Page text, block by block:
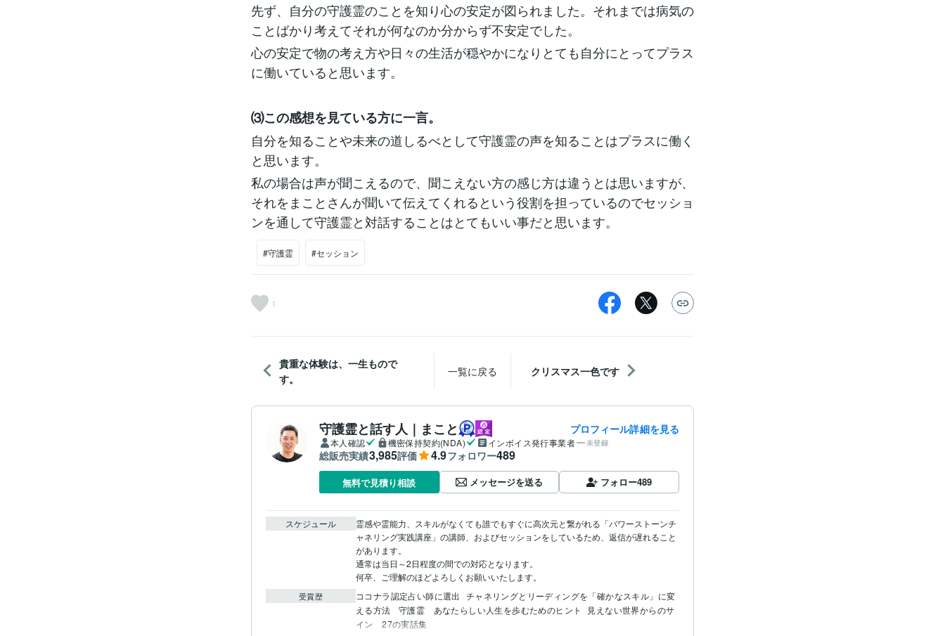
先ず、自分の守護霊のことを知り心の安定が図られました。それまでは病気の
ことばかり考えてそれが何なのか分からず不安定でした。
心の安定で物の考え方や日々の生活が穏やかになりとても自分にとってプラス
に働いていると思います。
⑶この感想を見ている方に一言。
自分を知ることや未来の道しるべとして守護霊の声を知ることはプラスに働く
と思います。
私の場合は声が聞こえるので、聞こえない方の感じ方は違うとは思いますが、
それをまことさんが聞いて伝えてくれるという役割を担っているのでセッショ
ンを通して守護霊と対話することはとてもいい事だと思います。
#守護霊 #セッション
1
貴重な体験は、一生もので
す。
一覧に戻る クリスマス一色です
守護霊と話す人｜まこと プロフィール詳細を見る
本人確認 機密保持契約(NDA) インボイス発行事業者 未登録
総販売実績3,985評価 4.9フォロワー489
無料で見積り相談 メッセージを送る フォロー489
スケジュール
霊感や霊能力、スキルがなくても誰でもすぐに高次元と繋がれる「パワーストーンチ
ャネリング実践講座」の講師、およびセッションをしているため、返信が遅れること
があります。
通常は当日～2日程度の間での対応となります。
何卒、ご理解のほどよろしくお願いいたします。
受賞歴 ココナラ認定占い師に選出
チャネリングとリーディングを「確かなスキル」に変
える方法
守護霊　あなたらしい人生を歩むためのヒント
見えない世界からのサ
イン　27の実話集